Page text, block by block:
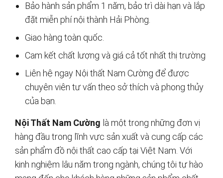
Bảo hành sản phẩm 1 năm, bảo trì dài hạn và lắp
đặt miễn phí nội thành Hải Phòng.
Giao hàng toàn quốc.
Cam kết chất lượng và giá cả tốt nhất thị trường
Liên hệ ngay Nội thất Nam Cường để được
chuyên viên tư vấn theo sở thích và phong thủy
của bạn.
Nội Thất Nam Cường là một trong những đơn vị
hàng đầu trong lĩnh vực sản xuất và cung cấp các
sản phẩm đồ nội thất cao cấp tại Việt Nam. Với
kinh nghiệm lâu năm trong ngành, chúng tôi tự hào